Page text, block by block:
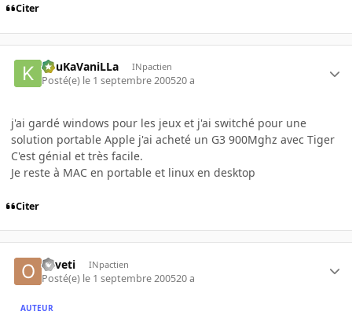
Citer
KouKaVaniLLa INpactien
Posté(e) le 1 septembre 200520 a
j'ai gardé windows pour les jeux et j'ai switché pour une
solution portable Apple j'ai acheté un G3 900Mghz avec Tiger
C'est génial et très facile.
Je reste à MAC en portable et linux en desktop
Citer
oliveti INpactien
Posté(e) le 1 septembre 200520 a
AUTEUR